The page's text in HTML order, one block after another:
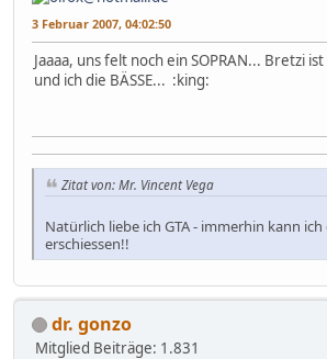
3 Februar 2007, 04:02:50
Jaaaa, uns felt noch ein SOPRAN... Bretzi
und ich die BÄSSE... :king:
Zitat von: Mr. Vincent Vega
Natürlich liebe ich GTA - immerhin kann
erschiessen!!
dr. gonzo
Mitglied Beiträge: 1.831